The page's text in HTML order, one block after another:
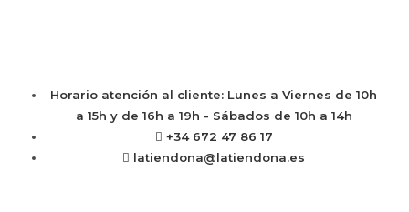
Horario atención al cliente: Lunes a Viernes de 10h
a 15h y de 16h a 19h - Sábados de 10h a 14h
+34 672 47 86 17
latiendona@latiendona.es